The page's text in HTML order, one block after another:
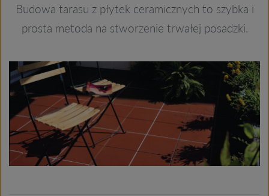
Budowa tarasu z płytek ceramicznych to szybka i
prosta metoda na stworzenie trwałej posadzki.